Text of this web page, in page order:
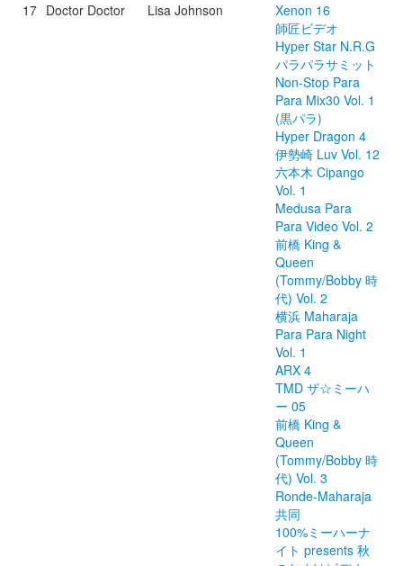
17 Doctor Doctor Lisa Johnson
Xenon 16
師匠ビデオ
Hyper Star N.R.G
パラパラサミット
Non-Stop Para
Para Mix30 Vol. 1
(黒パラ)
Hyper Dragon 4
伊勢崎 Luv Vol. 12
六本木 Cipango
Vol. 1
Medusa Para
Para Video Vol. 2
前橋 King &
Queen
(Tommy/Bobby 時
代) Vol. 2
横浜 Maharaja
Para Para Night
Vol. 1
ARX 4
TMD ザ☆ミーハ
ー 05
前橋 King &
Queen
(Tommy/Bobby 時
代) Vol. 3
Ronde-Maharaja
共同
100%ミーハーナ
イト presents 秋